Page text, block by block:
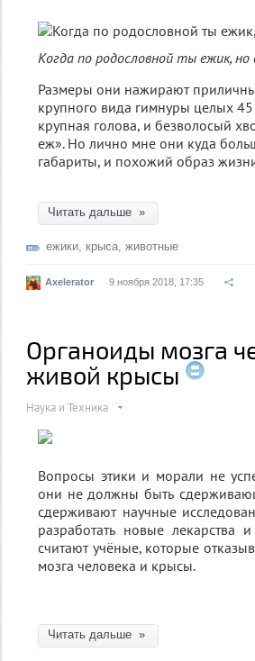
Когда по родословной ты ежик, но
Размеры они нажирают
крупного вида гимнуры целых 45
крупная голова, и безволосый
еж». Но лично мне они куда
габариты, и похожий образ
Читать дальше »
ежики, крыса, животные
Axelerator 9 ноября 2018, 17:35
Органоиды мозга
живой крысы
Наука и Техника
Вопросы этики и морали не
они не должны быть
сдерживают научные
разработать новые лекарства
считают учёные, которые
мозга человека и крысы.
Читать дальше »